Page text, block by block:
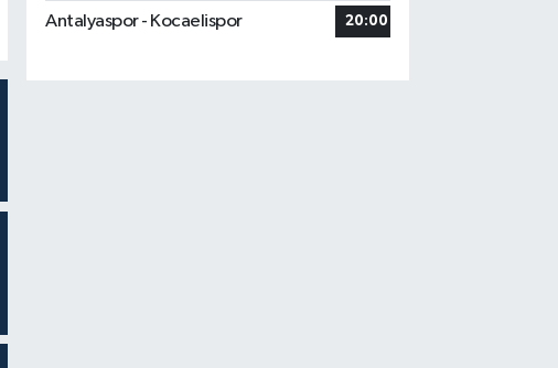
Antalyaspor - Kocaelispor 20:00